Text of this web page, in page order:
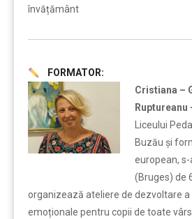
învățământ
FORMATOR:
Cristiana –
Ruptureanu
Liceului
Buzău și
european,
(Bruges) de
organizează ateliere de dezvoltare
emoționale pentru copii de toate